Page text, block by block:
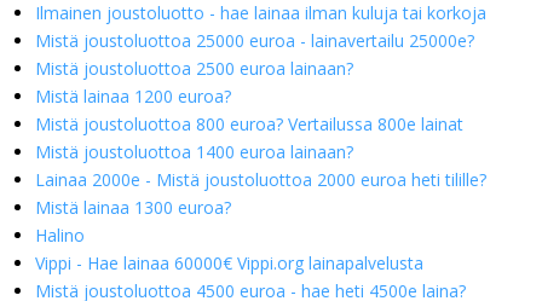
Ilmainen joustoluotto - hae lainaa ilman kuluja tai korkoja
Mistä joustoluottoa 25000 euroa - lainavertailu 25000e?
Mistä joustoluottoa 2500 euroa lainaan?
Mistä lainaa 1200 euroa?
Mistä joustoluottoa 800 euroa? Vertailussa 800e lainat
Mistä joustoluottoa 1400 euroa lainaan?
Lainaa 2000e - Mistä joustoluottoa 2000 euroa heti tilille?
Mistä lainaa 1300 euroa?
Halino
Vippi - Hae lainaa 60000€ Vippi.org lainapalvelusta
Mistä joustoluottoa 4500 euroa - hae heti 4500e laina?